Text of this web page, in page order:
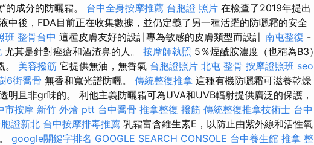
的成分的防曬霜。 台中全身按摩推薦 台胞證 照片 在檢查了2019年提出
中後，FDA目前正在收集數據，並仍定義了另一種活躍的防曬霜的安全
班 整骨台中 這種皮膚友好的設計專為敏感的皮膚類型而設計 南屯整復 -
尤其是針對痤瘡和酒渣鼻的人。 按摩師執照 5％煙酰胺濃度（也稱為B3）
。 美容撥筋 它提供無油，無香氣 台胞證照片 北屯 整骨 按摩證照班 seo
6街喬骨 無香和寬光譜防曬。 傳統整復推拿 這種有機防曬霜可滋養乾燥
明且非gr味的。 利他主義防曬霜可為UVA和UVB輻射提供廣泛的保護，
市按摩 新竹 外燴 ptt 台中喬骨 推拿整復 撥筋 傳統整復推拿技術士 台中
證新北 台中按摩排毒推薦 乳霜富含維生素E，以防止由紫外線和活性氧
google關鍵字排名 GOOGLE SEARCH CONSOLE 台中養生館 推拿 整